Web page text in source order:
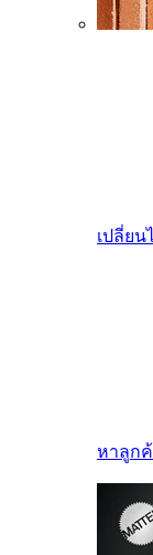
เปลี่ยน
หาลูก